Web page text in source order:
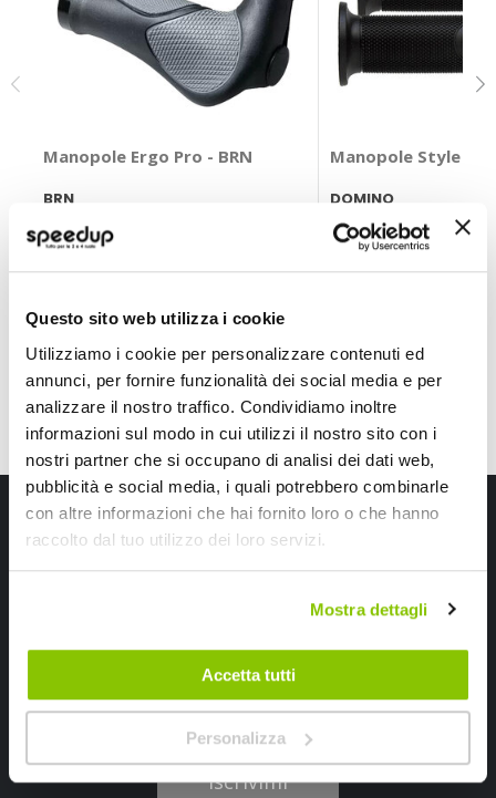
Questo sito web utilizza i cookie
Utilizziamo i cookie per personalizzare contenuti ed
annunci, per fornire funzionalità dei social media e per
analizzare il nostro traffico. Condividiamo inoltre
informazioni sul modo in cui utilizzi il nostro sito con i
nostri partner che si occupano di analisi dei dati web,
pubblicità e social media, i quali potrebbero combinarle
con altre informazioni che hai fornito loro o che hanno
raccolto dal tuo utilizzo dei loro servizi.
Mostra dettagli
Accetta tutti
Personalizza
Manopole Ergo Pro - BRN
BRN
23,75 €
Manopole Style -
DOMINO
Gomma
10,85 €
Iscriviti alla newsletter Speedup
Ho letto e accettato il documento
Iscrivimi